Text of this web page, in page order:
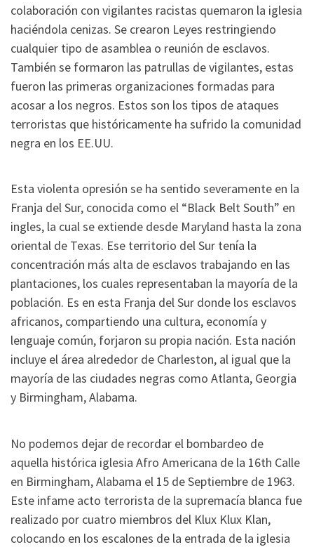
colaboración con vigilantes racistas quemaron la iglesia
haciéndola cenizas. Se crearon Leyes restringiendo
cualquier tipo de asamblea o reunión de esclavos.
También se formaron las patrullas de vigilantes, estas
fueron las primeras organizaciones formadas para
acosar a los negros. Estos son los tipos de ataques
terroristas que históricamente ha sufrido la comunidad
negra en los EE.UU.
Esta violenta opresión se ha sentido severamente en la
Franja del Sur, conocida como el “Black Belt South” en
ingles, la cual se extiende desde Maryland hasta la zona
oriental de Texas. Ese territorio del Sur tenía la
concentración más alta de esclavos trabajando en las
plantaciones, los cuales representaban la mayoría de la
población. Es en esta Franja del Sur donde los esclavos
africanos, compartiendo una cultura, economía y
lenguaje común, forjaron su propia nación. Esta nación
incluye el área alrededor de Charleston, al igual que la
mayoría de las ciudades negras como Atlanta, Georgia
y Birmingham, Alabama.
No podemos dejar de recordar el bombardeo de
aquella histórica iglesia Afro Americana de la 16th Calle
en Birmingham, Alabama el 15 de Septiembre de 1963.
Este infame acto terrorista de la supremacía blanca fue
realizado por cuatro miembros del Klux Klux Klan,
colocando en los escalones de la entrada de la iglesia